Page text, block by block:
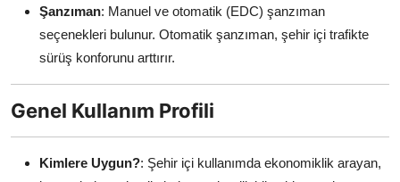
Şanzıman: Manuel ve otomatik (EDC) şanzıman
seçenekleri bulunur. Otomatik şanzıman, şehir içi trafikte
sürüş konforunu arttırır.
Genel Kullanım Profili
Kimlere Uygun?: Şehir içi kullanımda ekonomiklik arayan,